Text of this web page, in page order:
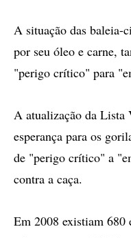
A situação das baleia-
por seu óleo e carne,
"perigo crítico" para
A atualização da Lista
esperança para os
de "perigo crítico" a
contra a caça.
Em 2008 existiam 680